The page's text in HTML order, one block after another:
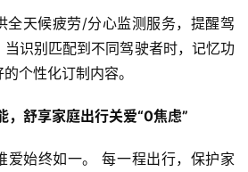
全天候疲劳/分心监测服务，提醒驾
识别匹配到不同驾驶者时，记忆功
个性化订制内容。
，舒享家庭出行关爱“0焦虑”
爱始终如一。 每一程出行，保护家